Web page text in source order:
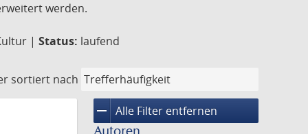
werden.
| Status: laufend
sortiert nach
remove Alle Filter entfernen